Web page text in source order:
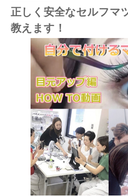
正しく安全なセルフマ
教えます！